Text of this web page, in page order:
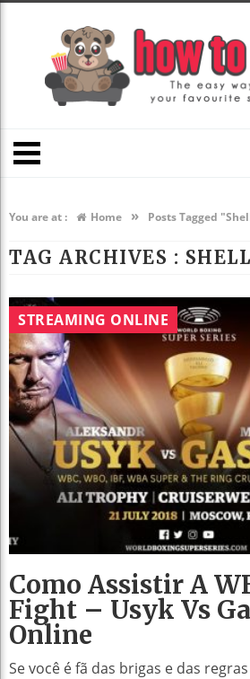
You are at : Home » Posts Tagged
TAG ARCHIVES :
STREAMING ONLINE
Como Assistir A
Fight – Usyk Vs
Online
Se você é fã das brigas e das